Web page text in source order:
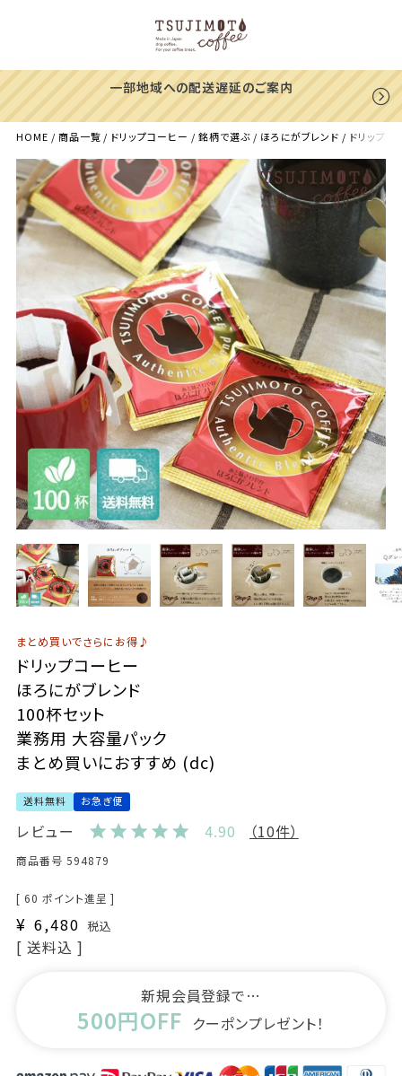
一部地域への配送遅延のご案内
HOME 商品一覧 ドリップコーヒー 銘柄で選ぶ ほろにがブレンド ドリップ
まとめ買いでさらにお得♪
ドリップコーヒー
ほろにがブレンド
100杯セット
業務用 大容量パック
まとめ買いにおすすめ (dc)
送料無料 お急ぎ便
レビュー 4.90 （10件）
商品番号 594879
[ 60 ポイント進呈 ]
¥ 6,480 税込
送料込
新規会員登録で…
500円OFF クーポンプレゼント！